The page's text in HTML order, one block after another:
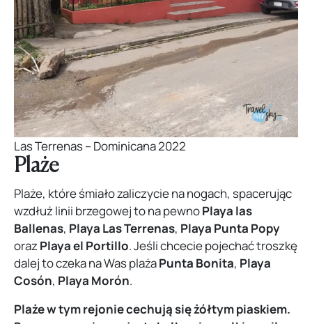
Las Terrenas – Dominicana 2022
Plaże
Plaże, które śmiało zaliczycie na nogach, spacerując
wzdłuż linii brzegowej to na pewnoPlaya las
Ballenas, Playa Las Terrenas, Playa Punta Popy
orazPlaya el Portillo. Jeśli chcecie pojechać troszkę
dalej to czeka na Was plażaPunta Bonita, Playa
Cosón, Playa Morón.
Plaże w tym rejonie cechują się żółtym piaskiem.